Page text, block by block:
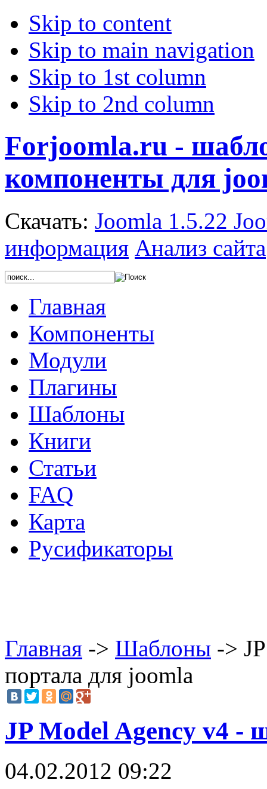
Skip to content
Skip to main navigation
Skip to 1st column
Skip to 2nd column
Forjoomla.ru -
компоненты для
Скачать: Joomla 1.5.22
информация Анализ сайта
Главная
Компоненты
Модули
Плагины
Шаблоны
Книги
Статьи
FAQ
Карта
Русификаторы
Главная -> Шаблоны ->
портала для joomla
JP Model Agency v4 -
04.02.2012 09:22